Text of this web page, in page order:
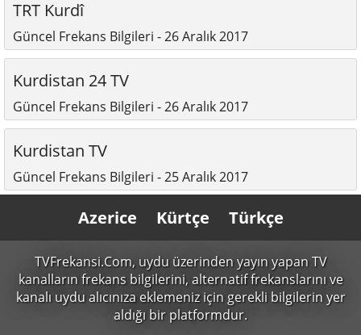
TRT Kurdî
Güncel Frekans Bilgileri - 26 Aralık 2017
Kurdistan 24 TV
Güncel Frekans Bilgileri - 26 Aralık 2017
Kurdistan TV
Güncel Frekans Bilgileri - 25 Aralık 2017
Azerice Kürtçe Türkçe
TVFrekansi.Com,uydu üzerinden yayın yapan TV
kanalların frekans bilgilerini, alternatif frekanslarını ve
kanalı uydu alıcınıza eklemeniz için gerekli bilgilerin yer
aldığı bir platformdur.